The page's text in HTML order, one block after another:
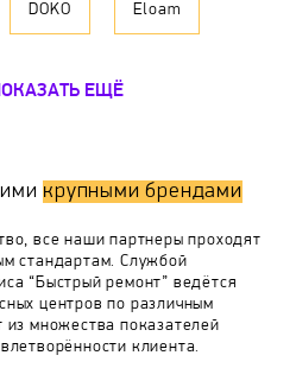
к ремонту каждого
выбор оригинальных
курьерской
в сервисный центр -
и станет гарантией
сканера в
сканера у нас, вы
DOKO Eloam
Fujitsu
Panasonic
ЕЩЁ
крупными брендами
все наши партнеры проходят
стандартам. Службой
“Быстрый ремонт” ведётся
центров по различным
из множества показателей
клиента.